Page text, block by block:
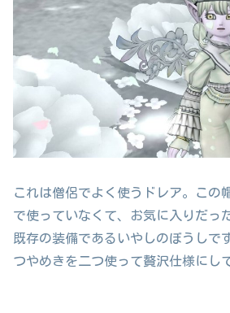
これは僧侶でよく使うドレア。この
で使っていなくて、お気に入りだっ
既存の装備であるいやしのぼうしで
つやめきを二つ使って贅沢仕様にし